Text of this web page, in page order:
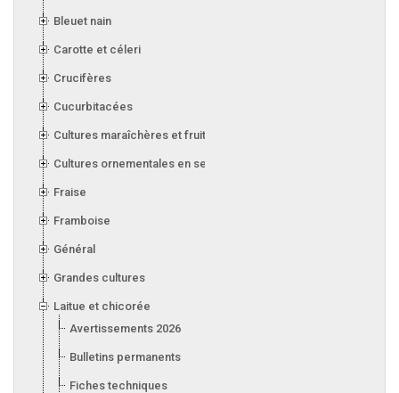
Bleuet nain
Carotte et céleri
Crucifères
Cucurbitacées
Cultures maraîchères et fruitières en serre
Cultures ornementales en serre
Fraise
Framboise
Général
Grandes cultures
Laitue et chicorée
Avertissements 2026
Bulletins permanents
Fiches techniques